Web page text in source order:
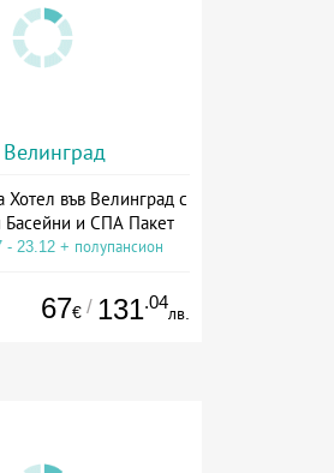
Велинград
Хотел във Велинград с
и СПА Пакет
- 23.12 + полупансион
67€ / 131.04
лв.